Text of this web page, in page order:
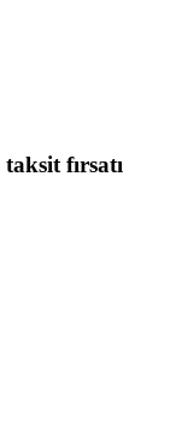
fırsatı